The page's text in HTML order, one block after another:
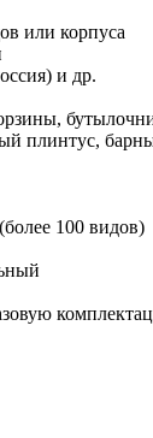
или корпуса
и др.
плинтус,
100 видов)